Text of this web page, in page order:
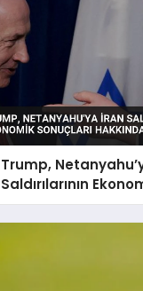
Trump,
Saldırılarının
Hakkındaki